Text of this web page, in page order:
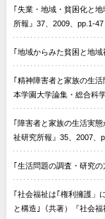
｢失業・地域・貧困化と
所報』37、2009、pp.1-47
｢地域からみた貧困と地
｢精神障害者と家族の生
本学園大学論集・総合科
｢障害者と家族の生活実
祉研究所報』35、2007、
｢生活問題の調査・研究
｢社会福祉は｢権利擁護」
と構造｣（共著）『社会